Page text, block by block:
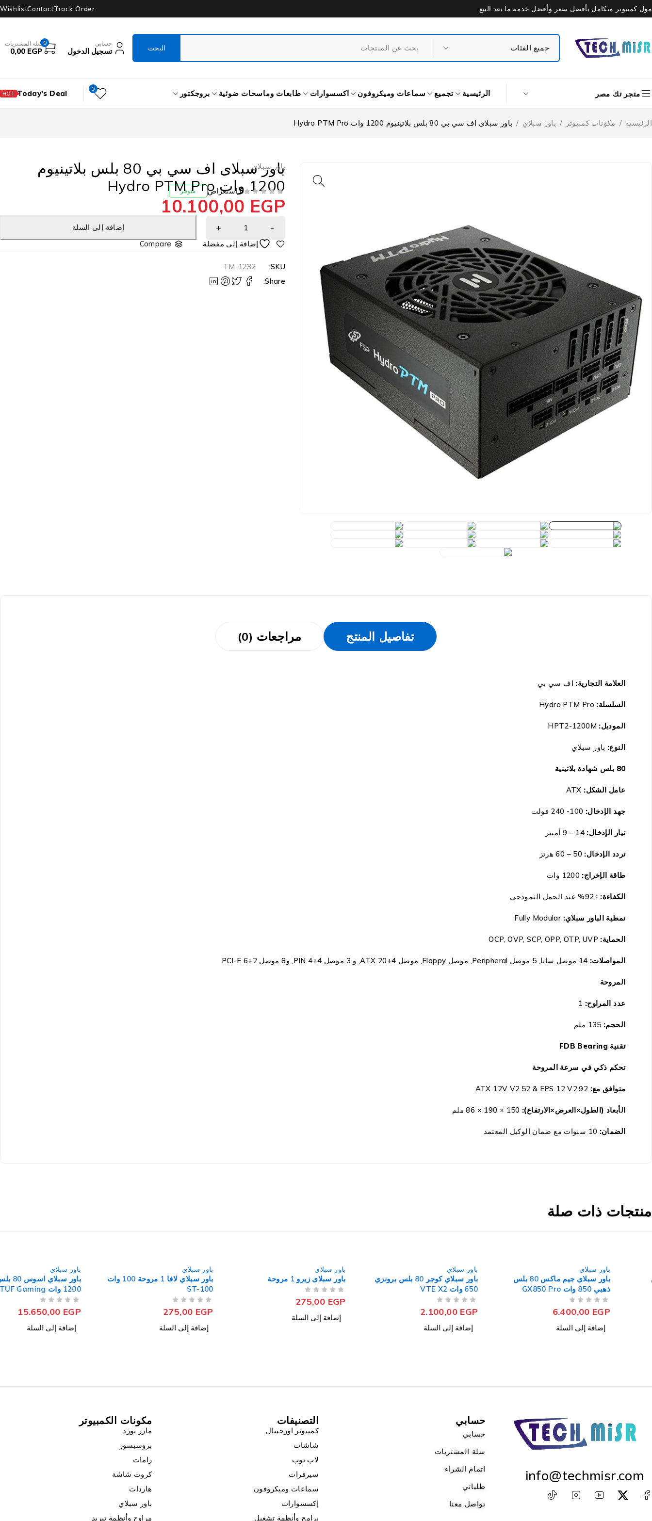
مول كمبيوتر متكامل بأفضل سعر وأفضل خدمة ما بعد البيع Track Order
Contact
Wishlist
حسابي
تسجيل الدخول
0 سلة المشتريات
0,00 EGP
متجر تك مصر الرئيسية تجميع سماعات وميكروفون اكسسوارات طابعات وماسحات ضوئية بروجكتور 0
Today's Deal
HOT
الرئيسية / مكونات كمبيوتر / باور سبلاي / باور سبلاى اف سي بي 80 بلس بلاتينيوم 1200 وات Hydro PTM Pro
باور سبلاي
باور سبلاى اف سي بي 80 بلس بلاتينيوم
1200 وات Hydro PTM Pro 0 استعراض متوفر
10.100,00 EGP
إضافة إلى السلة
Compare
SKU:
TM-1232
Share:
تفاصيل المنتج مراجعات (0)
العلامة التجارية: اف سي بي
السلسلة:
الموديل: HPT2-1200M
النوع: باور سبلاي
80 بلس شهادة بلاتينية
عامل الشكل: ATX
جهد الإدخال:
تيار الإدخال:
تردد الإدخال:
طاقة الإخراج:
الكفاءة: ≥92% عند الحمل النموذجي
نمطية الباور سبلاي:
الحماية: OCP, OVP, SCP, OPP, OTP, UVP
المواصلات:
المروحة
عدد المراوح:
الحجم: 135 ملم
تقنية FDB Bearing
تحكم ذكي في سرعة المروحة
متوافق مع: ATX 12V V2.52 & EPS 12 V2.92
الأبعاد (الطول×العرض×الارتفاع):
الضمان:
منتجات ذات صلة
باور سبلاي جيم ماكس 80 بلس
ذهبي 850 وات GX850 Pro
Xtreme Series - أبيض
6.400,00
إضافة إلى السلة
باور سبلاي كوجر 80 بلس برونزي
2.100,00
إضافة إلى السلة
باور سبلاى زيرو 1 مروحة
275,00
إضافة إلى السلة
باور سبلاي لافا 1 مروحة 100 وات
275,00
إضافة إلى السلة
باور سبلاي اسوس 80 بلس ذهبي
15.650,00
إضافة إلى السلة
info@techmisr.com
حسابي
حسابي
سلة المشتريات
اتمام الشراء
طلباتي
تواصل معنا
التصنيفات
كمبيوتر اورجينال
شاشات
لاب توب
سيرفرات
سماعات وميكروفون
إكسسوارات
برامج وأنظمة تشغيل
مكونات الكمبيوتر
مازر بورد
بروسيسور
رامات
كروت شاشة
هاردات
باور سبلاي
مراوح وأنظمة تبريد